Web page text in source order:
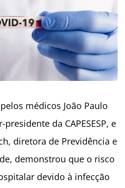
médicos João Paulo
da CAPESESP, e
diretora de Previdência e
demonstrou que o risco
devido à infecção